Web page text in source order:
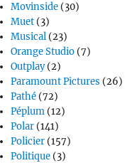
Movinside (30)
Muet (3)
Musical (23)
Orange Studio (7)
Outplay(2)
Paramount Pictures (26)
Pathé (72)
Péplum (12)
Polar (141)
Policier (157)
Politique (3)